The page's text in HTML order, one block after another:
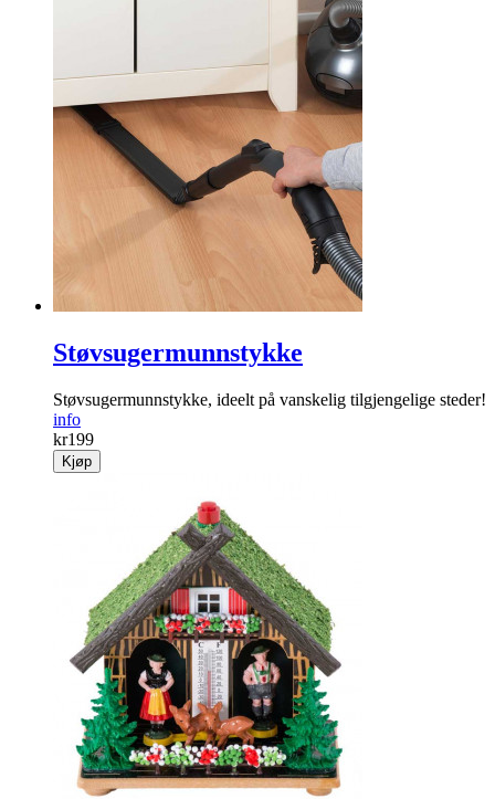
Støvsugermunnstykke
Støvsugermunnstykke, ideelt på vanskelig tilgjengelige steder!
info
kr199
Kjøp